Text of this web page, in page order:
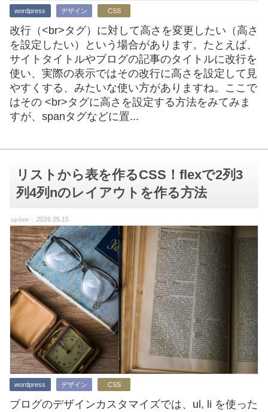
wordpress デザイン CSS
改行（<br>タグ）に対して高さを変更したい（高さ
を設定したい）という場合があります。たとえば、
サイトタイトルやブログの記事のタイトルに改行を
使い、実際の表示ではその改行に高さを設定して見
やすくする、みたいな使い方がありますね。ここで
はその <br>タグに高さを設定する方法をみてみま
すが、spanタグなどに置...
リストから表を作るCSS！flexで2列3
列4列nのレイアウトを作る方法
2026.05.15
wordpress デザイン CSS
ブログのデザインカスタマイズでは、ul, li を使った